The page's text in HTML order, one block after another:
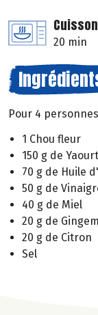
Cuisson
20 min
Pour 4 personnes
1 Chou fleur
150 g de
70 g de Huile
50 g de
40 g de Miel
20 g de
20 g de Citron
Sel